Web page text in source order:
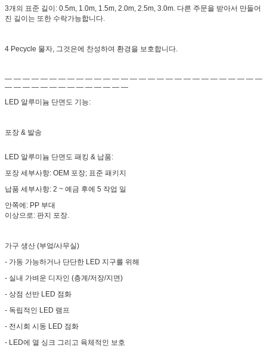
3개의 표준 길이: 0.5m, 1.0m, 1.5m, 2.0m, 2.5m, 3.0m. 다른 주문을 받아서 만들어
진 길이는 또한 수락가능합니다.
4 Pecycle 물자, 그것은에 찬성하여 환경을 보호합니다.
— — — — — — — — — — — — — — — — — — — — — — — — — — — — —
— — — — — — — — — — — — — —
LED 알루미늄 단면도 기능:
포장 & 발송
LED 알루미늄 단면도 패킹 & 납품:
포장 세부사항: OEM 포장; 표준 패키지
납품 세부사항: 2 ~ 예금 후에 5 작업 일
안쪽에: PP 부대
이상으로: 판지 포장.
가구 생산 (부엌/사무실)
- 가동 가능하거나 단단한 LED 지구를 위해
- 실내 가벼운 디자인 (층계/저장/지면)
- 상점 선반 LED 점화
- 독립적인 LED 램프
- 전시회 시동 LED 점화
- LED에 열 싱크 그리고 육체적인 보호